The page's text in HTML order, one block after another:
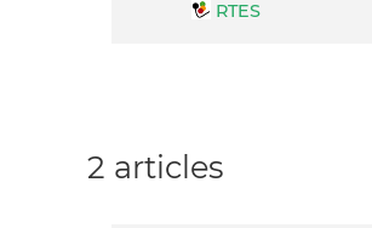
RTES
2 articles